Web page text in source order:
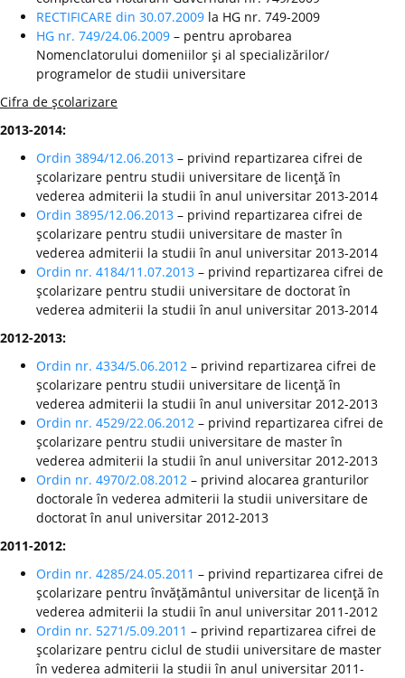
RECTIFICARE din 30.07.2009 la HG nr. 749-2009
HG nr. 749/24.06.2009 – pentru aprobarea
Nomenclatorului domeniilor şi al specializărilor/
programelor de studii universitare
Cifra de şcolarizare
2013-2014:
Ordin 3894/12.06.2013 – privind repartizarea cifrei de
şcolarizare pentru studii universitare de licenţă în
vederea admiterii la studii în anul universitar 2013-2014
Ordin 3895/12.06.2013 – privind repartizarea cifrei de
şcolarizare pentru studii universitare de master în
vederea admiterii la studii în anul universitar 2013-2014
Ordin nr. 4184/11.07.2013 – privind repartizarea cifrei de
şcolarizare pentru studii universitare de doctorat în
vederea admiterii la studii în anul universitar 2013-2014
2012-2013:
Ordin nr. 4334/5.06.2012 – privind repartizarea cifrei de
şcolarizare pentru studii universitare de licenţă în
vederea admiterii la studii în anul universitar 2012-2013
Ordin nr. 4529/22.06.2012 – privind repartizarea cifrei de
şcolarizare pentru studii universitare de master în
vederea admiterii la studii în anul universitar 2012-2013
Ordin nr. 4970/2.08.2012 – privind alocarea granturilor
doctorale în vederea admiterii la studii universitare de
doctorat în anul universitar 2012-2013
2011-2012:
Ordin nr. 4285/24.05.2011 – privind repartizarea cifrei de
şcolarizare pentru învăţământul universitar de licenţă în
vederea admiterii la studii în anul universitar 2011-2012
Ordin nr. 5271/5.09.2011 – privind repartizarea cifrei de
şcolarizare pentru ciclul de studii universitare de master
în vederea admiterii la studii în anul universitar 2011-